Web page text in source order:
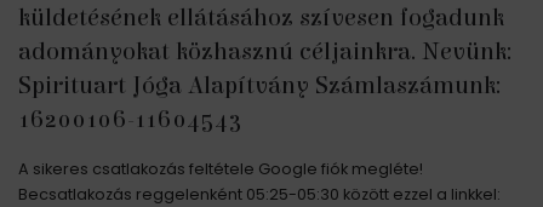
küldetésének ellátásához szívesen fogadunk
adományokat közhasznú céljainkra. Nevünk:
Spirituart Jóga Alapítvány Számlaszámunk:
16200106-11604543
A sikeres csatlakozás feltétele Google fiók megléte!
Becsatlakozás reggelenként 05:25-05:30 között ezzel a linkkel: